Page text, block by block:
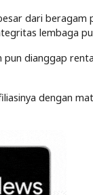
dari beragam
lembaga
dianggap
dengan